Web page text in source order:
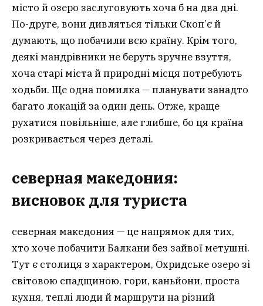
місто й озеро заслуговують хоча б на два дні.
По-друге, вони дивляться тільки Скоп’є й
думають, що побачили всю країну. Крім того,
деякі мандрівники не беруть зручне взуття,
хоча старі міста й природні місця потребують
ходьби. Ще одна помилка — планувати занадто
багато локацій за один день. Отже, краще
рухатися повільніше, але глибше, бо ця країна
розкривається через деталі.
северная македония:
висновок для туриста
северная македония — це напрямок для тих,
хто хоче побачити Балкани без зайвої метушні.
Тут є столиця з характером, Охридське озеро зі
світовою спадщиною, гори, каньйони, проста
кухня, теплі люди й маршрути на різний